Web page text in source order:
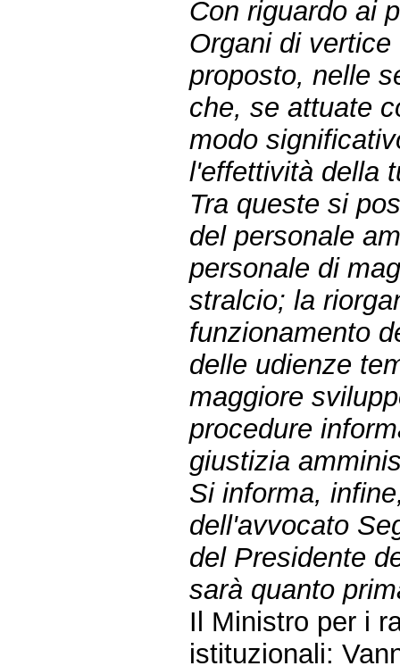
Con riguardo ai
Organi di
proposto, nelle
che, se attuate
modo
l'effettività della
Tra queste si
del personale
personale di
stralcio; la
funzionamento
delle udienze
maggiore
procedure
giustizia
Si informa,
dell'avvocato
del Presidente
sarà quanto
Il Ministro per i
istituzionali: